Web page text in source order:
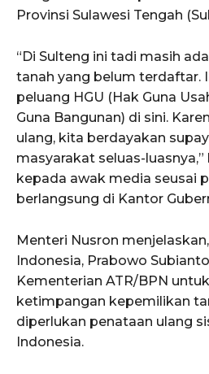
Provinsi Sulawesi Tengah
“Di Sulteng ini tadi masih
tanah yang belum terdaftar.
peluang HGU (Hak Guna
Guna Bangunan) di sini.
ulang, kita berdayakan
masyarakat seluas-
kepada awak media seusai
berlangsung di Kantor
Menteri Nusron
Indonesia, Prabowo
Kementerian ATR/BPN
ketimpangan kepemilikan
diperlukan penataan ulang
Indonesia.